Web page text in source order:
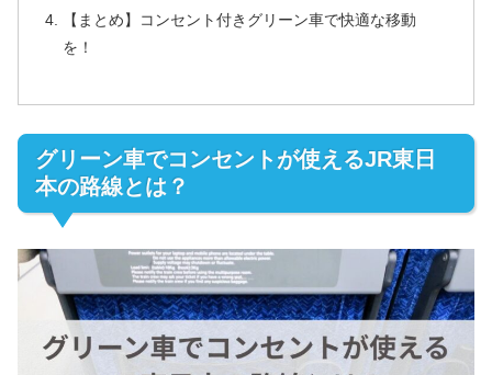
【まとめ】コンセント付きグリーン車で快適な移動
を！
グリーン車でコンセントが使えるJR東日
本の路線とは？